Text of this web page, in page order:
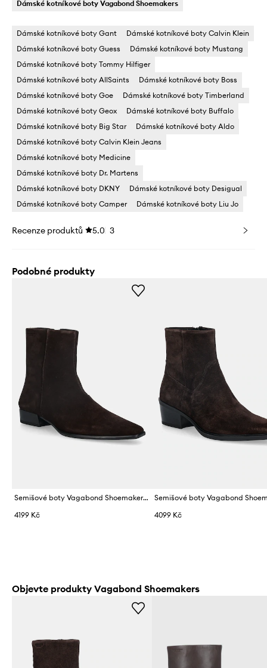
Dámské kotníkové boty Vagabond Shoemakers
Dámské kotníkové boty Gant
Dámské kotníkové boty Calvin Klein
Dámské kotníkové boty Guess
Dámské kotníkové boty Mustang
Dámské kotníkové boty Tommy Hilfiger
Dámské kotníkové boty AllSaints
Dámské kotníkové boty Boss
Dámské kotníkové boty Goe
Dámské kotníkové boty Timberland
Dámské kotníkové boty Geox
Dámské kotníkové boty Buffalo
Dámské kotníkové boty Big Star
Dámské kotníkové boty Aldo
Dámské kotníkové boty Calvin Klein Jeans
Dámské kotníkové boty Medicine
Dámské kotníkové boty Dr. Martens
Dámské kotníkové boty DKNY
Dámské kotníkové boty Desigual
Dámské kotníkové boty Camper
Dámské kotníkové boty Liu Jo
Recenze produktů 5.0 3
Podobné produkty
Semišové boty Vagabond Shoemakers NELLA
4199 Kč
4099 Kč
Objevte produkty Vagabond Shoemakers